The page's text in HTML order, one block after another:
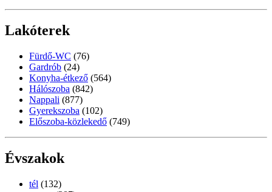
Lakóterek
Fürdő-WC (76)
Gardrób (24)
Konyha-étkező (564)
Hálószoba (842)
Nappali (877)
Gyerekszoba (102)
Előszoba-közlekedő (749)
Évszakok
tél (132)